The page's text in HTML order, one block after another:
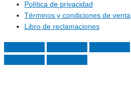
Política de privacidad
Términos y condiciones de venta
Libro de reclamaciones